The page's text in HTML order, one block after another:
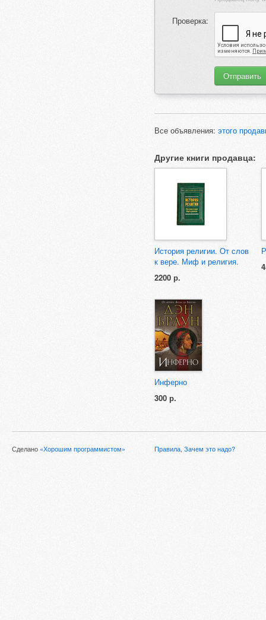
Проверка:
Все объявления: этого
Другие книги продавца:
История религии. От слов
к вере. Миф и религия.
2200 р.
Инферно
300 р.
Сделано «Хорошим программистом» Правила, Зачем это надо?